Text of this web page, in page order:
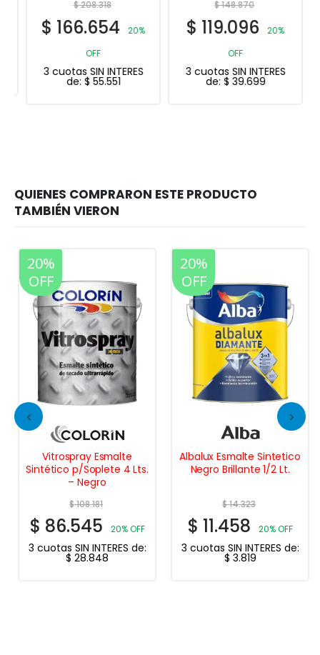
$208.318
$166.654
20%
OFF
3 cuotas SIN INTERES
de:$55.551
$148.870
$119.096
20%
OFF
3 cuotas SIN INTERES
de:$39.699
20%
OFF
Vitrospray Esmalte
Sintético p/Soplete 4 Lts.
– Negro
$108.181
$ 86.545 20% OFF
3 cuotas SIN INTERES de:
$ 28.848
20%
OFF
Albalux Esmalte Sintetico
Negro Brillante 1/2 Lt.
$14.323
$ 11.458 20% OFF
3 cuotas SIN INTERES de:
$ 3.819